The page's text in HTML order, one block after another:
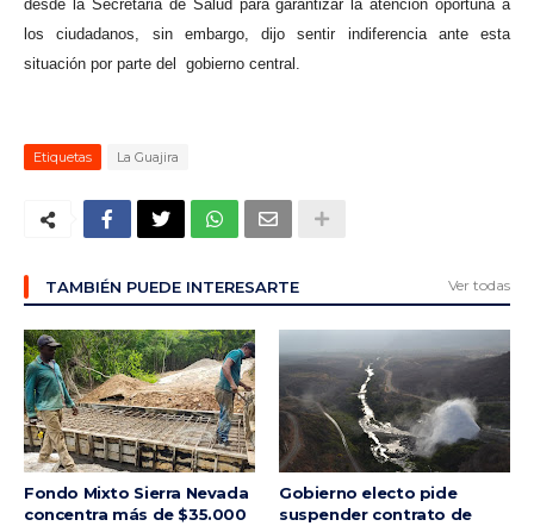
desde la Secretaria de Salud para garantizar la atención oportuna a
los ciudadanos, sin embargo, dijo sentir indiferencia ante esta
situación por parte del gobierno central.
Etiquetas La Guajira
TAMBIÉN PUEDE INTERESARTE Ver todas
Fondo Mixto Sierra Nevada
concentra más de $35.000
Gobierno electo pide
suspender contrato de